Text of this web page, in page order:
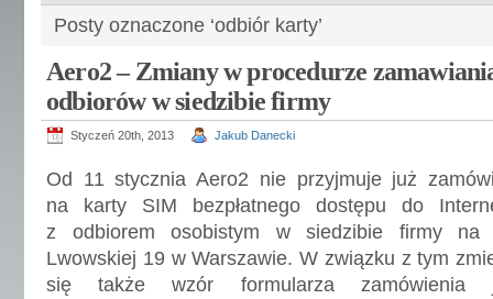
Posty oznaczone ‘odbiór karty’
Aero2 – Zmiany w procedurze
odbiorów w siedzibie firmy
Styczeń 20th, 2013 Jakub Danecki
Od 11 stycznia Aero2 nie przyjmuje już
na karty SIM bezpłatnego dostępu do
z odbiorem osobistym w siedzibie firmy na
Lwowskiej 19 w Warszawie. W związku z tym
się także wzór formularza zamówienia